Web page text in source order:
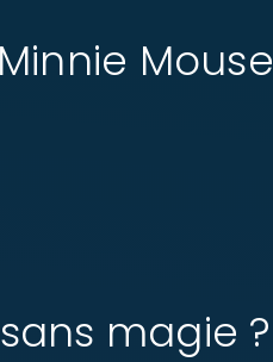
Mouse
magie ?